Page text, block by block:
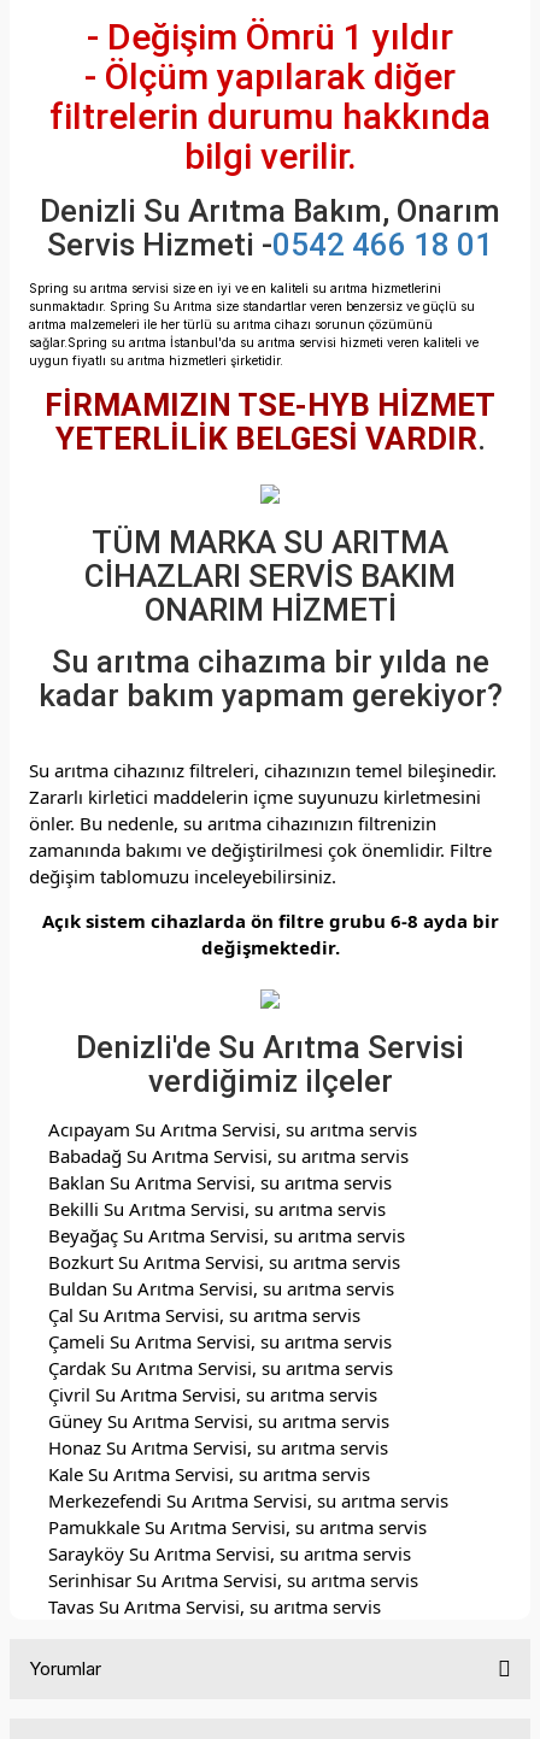
- Değişim Ömrü 1 yıldır
- Ölçüm yapılarak diğer
filtrelerin durumu hakkında
bilgi verilir.
Denizli Su Arıtma Bakım, Onarım
Servis Hizmeti -0542 466 18 01
Spring su arıtma servisi size en iyi ve en kaliteli su arıtma hizmetlerini
sunmaktadır. Spring Su Arıtma size standartlar veren benzersiz ve güçlü su
arıtma malzemeleri ile her türlü su arıtma cihazı sorunun çözümünü
sağlar. Spring su arıtma İstanbul'da su arıtma servisi hizmeti veren kaliteli ve
uygun fiyatlı su arıtma hizmetleri şirketidir.
FİRMAMIZIN TSE-HYB HİZMET
YETERLİLİK BELGESİ VARDIR.
TÜM MARKA SU ARITMA
CİHAZLARI SERVİS BAKIM
ONARIM HİZMETİ
Su arıtma cihazıma bir yılda ne
kadar bakım yapmam gerekiyor?
Su arıtma cihazınız filtreleri, cihazınızın temel bileşinedir.
Zararlı kirletici maddelerin içme suyunuzu kirletmesini
önler. Bu nedenle, su arıtma cihazınızın filtrenizin
zamanında bakımı ve değiştirilmesi çok önemlidir. Filtre
değişim tablomuzu inceleyebilirsiniz.
Açık sistem cihazlarda ön filtre grubu 6-8 ayda bir
değişmektedir.
Denizli'de Su Arıtma Servisi
verdiğimiz ilçeler
Acıpayam Su Arıtma Servisi, su arıtma servis
Babadağ Su Arıtma Servisi, su arıtma servis
Baklan Su Arıtma Servisi, su arıtma servis
Bekilli Su Arıtma Servisi, su arıtma servis
Beyağaç Su Arıtma Servisi, su arıtma servis
Bozkurt Su Arıtma Servisi, su arıtma servis
Buldan Su Arıtma Servisi, su arıtma servis
Çal Su Arıtma Servisi, su arıtma servis
Çameli Su Arıtma Servisi, su arıtma servis
Çardak Su Arıtma Servisi, su arıtma servis
Çivril Su Arıtma Servisi, su arıtma servis
Güney Su Arıtma Servisi, su arıtma servis
Honaz Su Arıtma Servisi, su arıtma servis
Kale Su Arıtma Servisi, su arıtma servis
Merkezefendi Su Arıtma Servisi, su arıtma servis
Pamukkale Su Arıtma Servisi, su arıtma servis
Sarayköy Su Arıtma Servisi, su arıtma servis
Serinhisar Su Arıtma Servisi, su arıtma servis
Tavas Su Arıtma Servisi, su arıtma servis
Yorumlar